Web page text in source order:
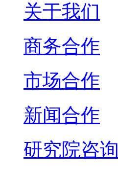
关于我们
商务合作
市场合作
新闻合作
研究院咨询